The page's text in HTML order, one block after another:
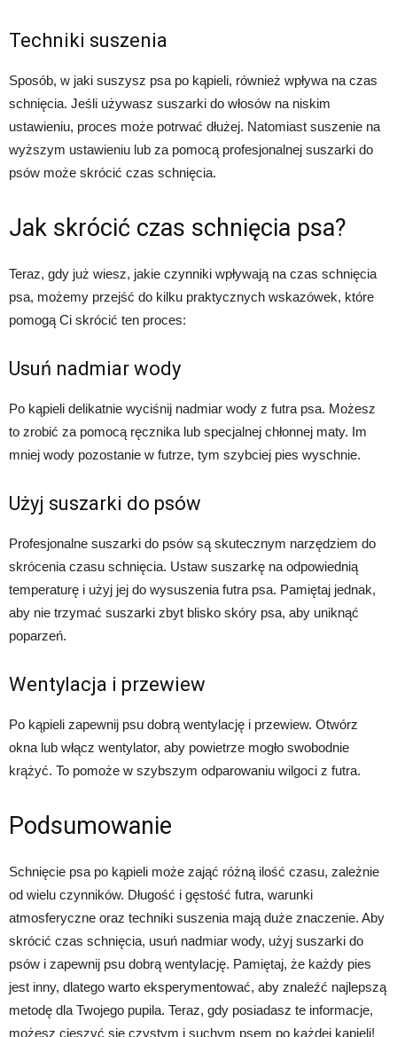
Techniki suszenia
Sposób, w jaki suszysz psa po kąpieli, również wpływa na czas
schnięcia. Jeśli używasz suszarki do włosów na niskim
ustawieniu, proces może potrwać dłużej. Natomiast suszenie na
wyższym ustawieniu lub za pomocą profesjonalnej suszarki do
psów może skrócić czas schnięcia.
Jak skrócić czas schnięcia psa?
Teraz, gdy już wiesz, jakie czynniki wpływają na czas schnięcia
psa, możemy przejść do kilku praktycznych wskazówek, które
pomogą Ci skrócić ten proces:
Usuń nadmiar wody
Po kąpieli delikatnie wyciśnij nadmiar wody z futra psa. Możesz
to zrobić za pomocą ręcznika lub specjalnej chłonnej maty. Im
mniej wody pozostanie w futrze, tym szybciej pies wyschnie.
Użyj suszarki do psów
Profesjonalne suszarki do psów są skutecznym narzędziem do
skrócenia czasu schnięcia. Ustaw suszarkę na odpowiednią
temperaturę i użyj jej do wysuszenia futra psa. Pamiętaj jednak,
aby nie trzymać suszarki zbyt blisko skóry psa, aby uniknąć
poparzeń.
Wentylacja i przewiew
Po kąpieli zapewnij psu dobrą wentylację i przewiew. Otwórz
okna lub włącz wentylator, aby powietrze mogło swobodnie
krążyć. To pomoże w szybszym odparowaniu wilgoci z futra.
Podsumowanie
Schnięcie psa po kąpieli może zająć różną ilość czasu, zależnie
od wielu czynników. Długość i gęstość futra, warunki
atmosferyczne oraz techniki suszenia mają duże znaczenie. Aby
skrócić czas schnięcia, usuń nadmiar wody, użyj suszarki do
psów i zapewnij psu dobrą wentylację. Pamiętaj, że każdy pies
jest inny, dlatego warto eksperymentować, aby znaleźć najlepszą
metodę dla Twojego pupila. Teraz, gdy posiadasz te informacje,
możesz cieszyć się czystym i suchym psem po każdej kąpieli!